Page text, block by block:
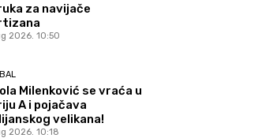
za navijače
2026. 10:50
Milenković se vraća u
A i pojačava
velikana!
2026. 10:18